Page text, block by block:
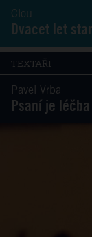
Clou
Dvacet let
TEXTAŘI
Pavel Vrba
Psaní je